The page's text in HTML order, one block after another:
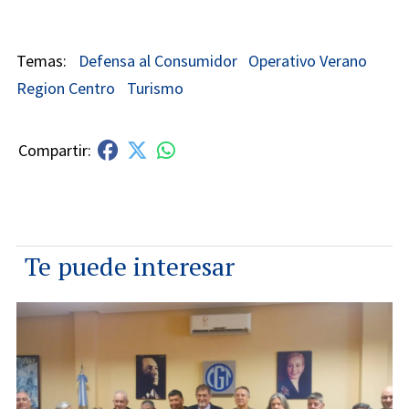
Defensa al Consumidor Operativo Verano
Region Centro
Turismo
Te puede interesar